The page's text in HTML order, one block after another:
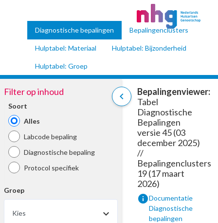
Diagnostische bepalingen Bepalingenclusters
Hulptabel: Materiaal Hulptabel: Bijzonderheid
Hulptabel: Groep
chevron_left
Filter op inhoud
Soort
Alles
Labcode bepaling
Diagnostische bepaling
Protocol specifiek
Groep
Kies
Bepalingenviewer:
Tabel
Diagnostische
Bepalingen
versie 45 (03
december 2025)
//
Bepalingenclusters
19 (17 maart
2026)
infoDocumentatie
Diagnostische
bepalingen